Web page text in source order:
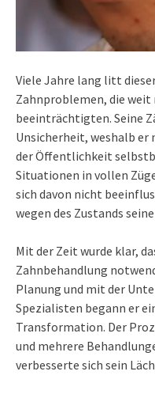
Viele Jahre lang litt
Zahnproblemen, die weit
beeinträchtigten. Seine
Unsicherheit, weshalb er
der Öffentlichkeit
Situationen in vollen
sich davon nicht
wegen des Zustands
Mit der Zeit wurde klar,
Zahnbehandlung
Planung und mit der
Spezialisten begann er
Transformation. Der
und mehrere
verbesserte sich sein